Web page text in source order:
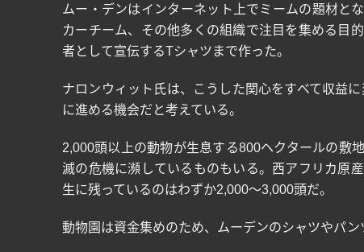
ムー・デンはインターネット上でミームの題材と
カーチーム、その他多くの組織で注目を集める目
者として宣伝するTシャツまで作った。
ナロンウィット氏は、こうした関心をすべて収益
に進める機会だと考えている。
2,000頭以上の動物が生息する800ヘクタールの敷
滅の危機に瀕しているものもいる。西アフリカ原
生に残っているのはわずか2,000～3,000頭だ。
動物園は資金集めのため、ムーデンのシャツやパ